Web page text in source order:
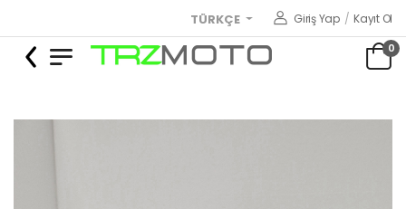
TÜRKÇE Giriş Yap / Kayıt Ol
0